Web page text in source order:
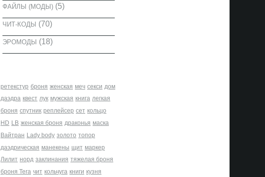
ФАЙЛЫ (МОДЫ)(5)
ЧИТ-КОДЫ (70)
ЭРОМОДЫ (18)
ретекстур броня женская меч секси дом
даэдра квест лук мужская книга легкая
броня спутник реплейсер сет кольцо
HD LB женская броня драконья маска
Вайтран Lady body золото топор
даэдрическая манекены щит маркер
Лилит норд заклинания тяжелая броня
броня Tera чит кольчуга книги кузня